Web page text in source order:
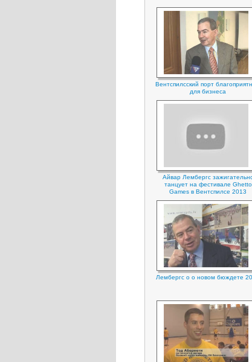
Вентспилсский порт
для бизнеса
Айвар Лембергс
танцует на фестивале Ghetto
Games в Вентспилсе 2013
Лембергс о о новом бюждете